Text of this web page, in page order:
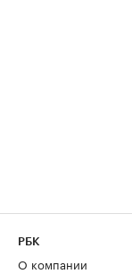
РБК
О компании